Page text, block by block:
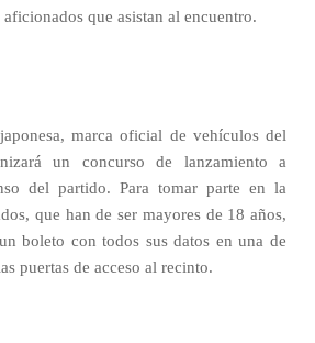
que asistan al encuentro.
marca oficial de vehículos del
un concurso de lanzamiento a
del partido. Para tomar parte en la
que han de ser mayores de 18 años,
boleto con todos sus datos en una de
puertas de acceso al recinto.